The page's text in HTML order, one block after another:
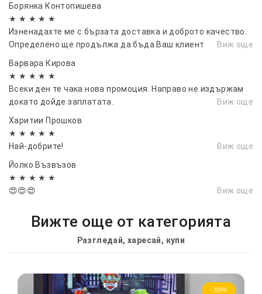
Борянка Контопишева
★ ★ ★ ★ ★
Изненадахте ме с бързата доставка и доброто качество.
Определено ще продължа да бъда Ваш клиент
Виж още
Варвара Кирова
★ ★ ★ ★ ★
Всеки ден те чака нова промоция. Направо не издържам
докато дойде заплатата.
Виж още
Харитии Прошков
★ ★ ★ ★ ★
Най-добрите!
Виж още
Йолко Възвъзов
★ ★ ★ ★ ★
😍😍😍
Виж още
Вижте още от категорията
Разгледай, харесай, купи
-33%